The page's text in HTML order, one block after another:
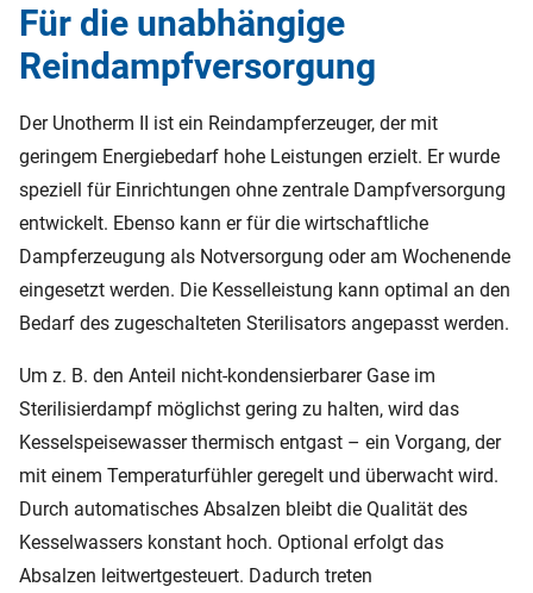
Für die unabhängige
Reindampfversorgung
Der Unotherm II ist ein Reindampferzeuger, der mit
geringem Energiebedarf hohe Leistungen erzielt. Er wurde
speziell für Einrichtungen ohne zentrale Dampfversorgung
entwickelt. Ebenso kann er für die wirtschaftliche
Dampferzeugung als Notversorgung oder am Wochenende
eingesetzt werden. Die Kesselleistung kann optimal an den
Bedarf des zugeschalteten Sterilisators angepasst werden.
Um z. B. den Anteil nicht-kondensierbarer Gase im
Sterilisierdampf möglichst gering zu halten, wird das
Kesselspeisewasser thermisch entgast – ein Vorgang, der
mit einem Temperaturfühler geregelt und überwacht wird.
Durch automatisches Absalzen bleibt die Qualität des
Kesselwassers konstant hoch. Optional erfolgt das
Absalzen leitwertgesteuert. Dadurch treten